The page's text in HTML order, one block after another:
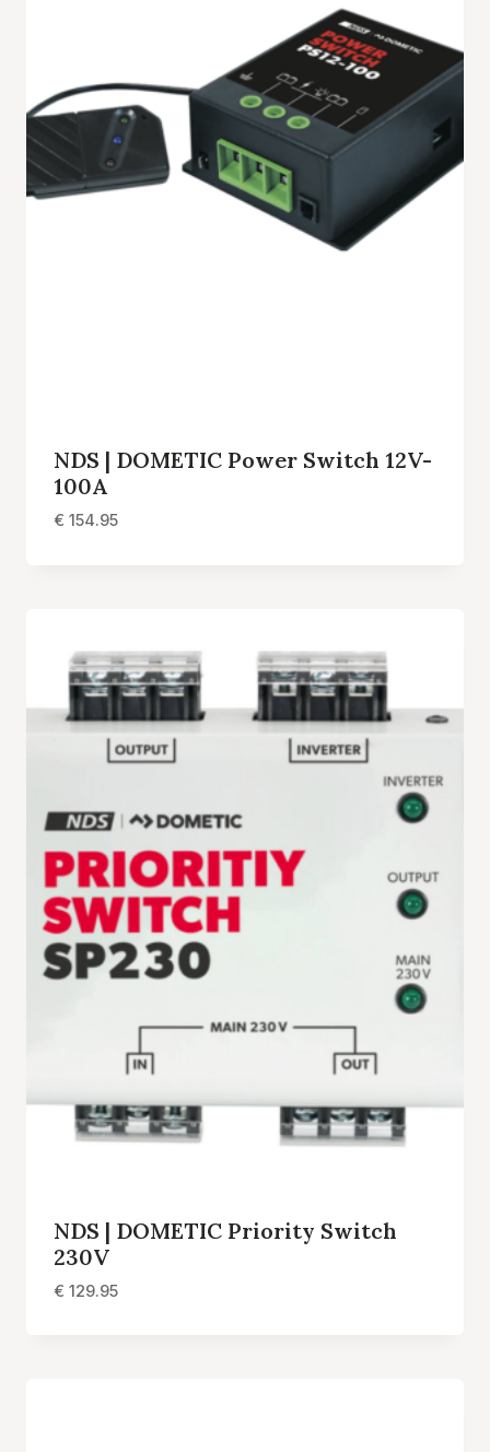
NDS | DOMETIC Power Switch 12V-
100A
€ 154.95
NDS | DOMETIC Priority Switch
230V
€ 129.95